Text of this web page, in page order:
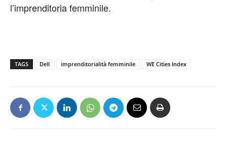
l’imprenditoria femminile.
TAGS Dell imprenditorialità femminile WE Cities Index